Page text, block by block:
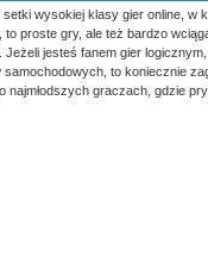
wysokiej klasy gier online, w
to proste gry, ale też bardzo
jesteś fanem gier
to koniecznie
najmłodszych graczach, gdzie